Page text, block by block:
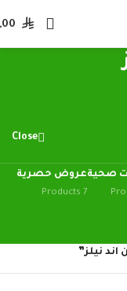
Close
صحيةعروض حصرية
7 Products
نيلز”